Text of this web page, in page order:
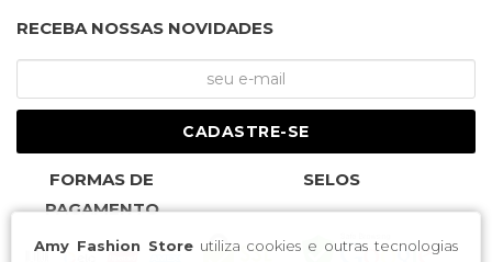
Amy Fashion Storeutiliza cookies e outras tecnologias
RECEBA NOSSAS NOVIDADES
CADASTRE-SE
FORMAS DE
PAGAMENTO
SELOS